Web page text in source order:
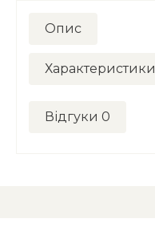
Опис
Характеристики
Відгуки 0